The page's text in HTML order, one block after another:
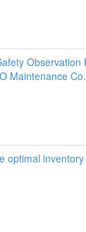
Maintenance
optimal